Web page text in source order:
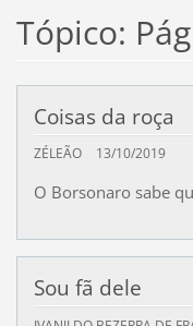
Tópico:
Coisas da roça
ZÉLEÃO 13/10/2019
O Borsonaro sabe
Sou fã dele